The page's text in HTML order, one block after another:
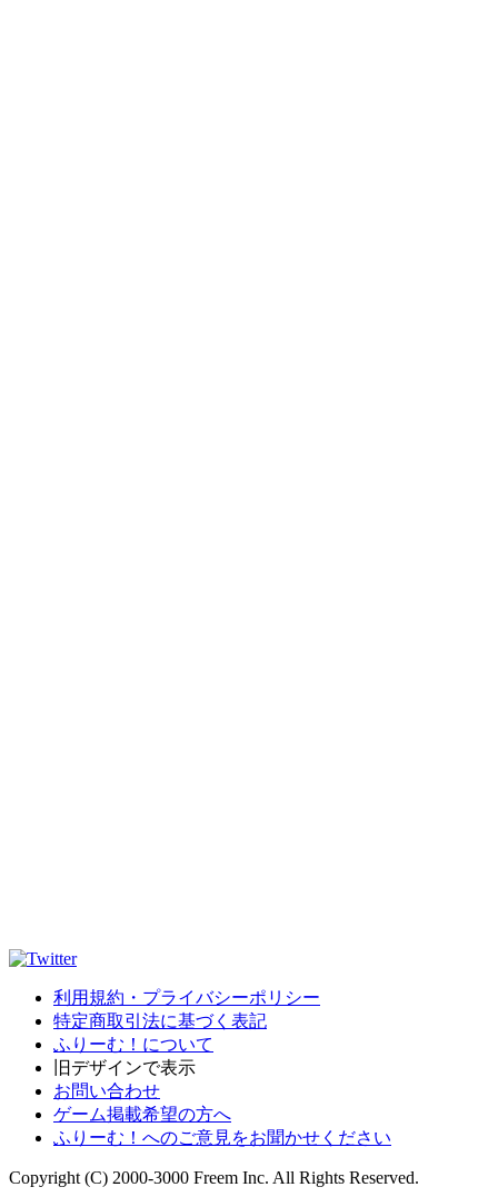
利用規約・プライバシーポリシー
特定商取引法に基づく表記
ふりーむ！について
旧デザインで表示
お問い合わせ
ゲーム掲載希望の方へ
ふりーむ！へのご意見をお聞かせください
Copyright (C) 2000-3000 Freem Inc. All Rights Reserved.